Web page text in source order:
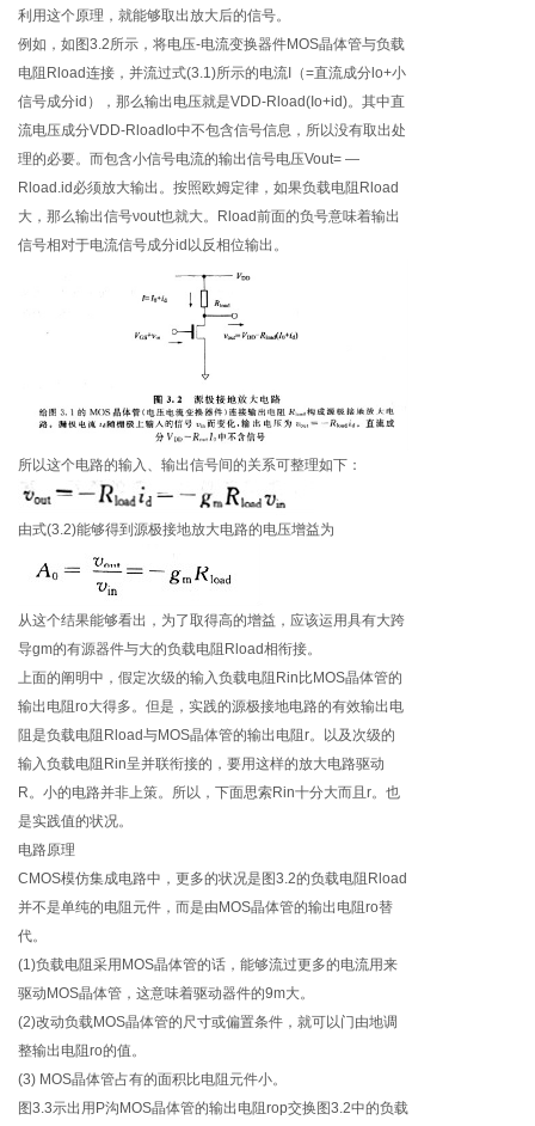
利用这个原理，就能够取出放大后的信号。
例如，如图3.2所示，将电压-电流变换器件MOS晶体管与负载
电阻Rload连接，并流过式(3.1)所示的电流I（=直流成分lo+小
信号成分id），那么输出电压就是VDD-Rload(Io+id)。其中直
流电压成分VDD-RloadIo中不包含信号信息，所以没有取出处
理的必要。而包含小信号电流的输出信号电压Vout= —
Rload.id必须放大输出。按照欧姆定律，如果负载电阻Rload
大，那么输出信号νout也就大。Rload前面的负号意味着输出
信号相对于电流信号成分id以反相位输出。
所以这个电路的输入、输出信号间的关系可整理如下：
由式(3.2)能够得到源极接地放大电路的电压增益为
从这个结果能够看出，为了取得高的增益，应该运用具有大跨
导gm的有源器件与大的负载电阻Rload相衔接。
上面的阐明中，假定次级的输入负载电阻Rin比MOS晶体管的
输出电阻ro大得多。但是，实践的源极接地电路的有效输出电
阻是负载电阻Rload与MOS晶体管的输出电阻r。以及次级的
输入负载电阻Rin呈并联衔接的，要用这样的放大电路驱动
R。小的电路并非上策。所以，下面思索Rin十分大而且r。也
是实践值的状况。
电路原理
CMOS模仿集成电路中，更多的状况是图3.2的负载电阻Rload
并不是单纯的电阻元件，而是由MOS晶体管的输出电阻ro替
代。
(1)负载电阻采用MOS晶体管的话，能够流过更多的电流用来
驱动MOS晶体管，这意味着驱动器件的9m大。
(2)改动负载MOS晶体管的尺寸或偏置条件，就可以门由地调
整输出电阻ro的值。
(3) MOS晶体管占有的面积比电阻元件小。
图3.3示出用P沟MOS晶体管的输出电阻rop交换图3.2中的负载